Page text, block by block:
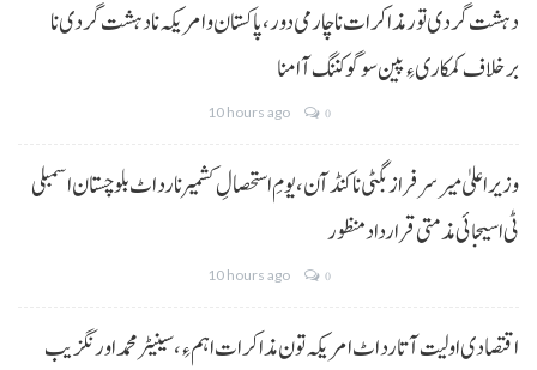
دہشت گردی تور مذاکرات نا چارمی دور،پاکستان و امریکہ نا دہشت گردی نا
برخلاف کمکاری ءِ پین سوگو کننگ آ امنا
10 hours ago 0
وزیراعلیٰ میر سرفراز بگٹی نا کنڈ آن،یومِ استحصالِ کشمیر نا رد اٹ بلوچستان اسمبلی
ٹی اسیجائی مذمتی قرارداد منظور
10 hours ago 0
اقتصادی اولیت آتا رد اٹ امریکہ تون مذاکرات اہم ءِ،سینیٹر محمد اورنگزیب